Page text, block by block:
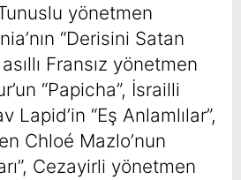
yönetmen
“Derisini Satan
Fransız yönetmen
“Papicha”, İsrailli
Lapid’in “Eş Anlamlılar”,
Chloé Mazlo’nun
Cezayirli yönetmen